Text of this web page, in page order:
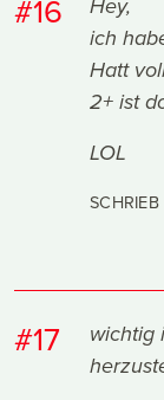
#16
Hey,
ich
Hatt
2+ ist
LOL
#17
wichtig